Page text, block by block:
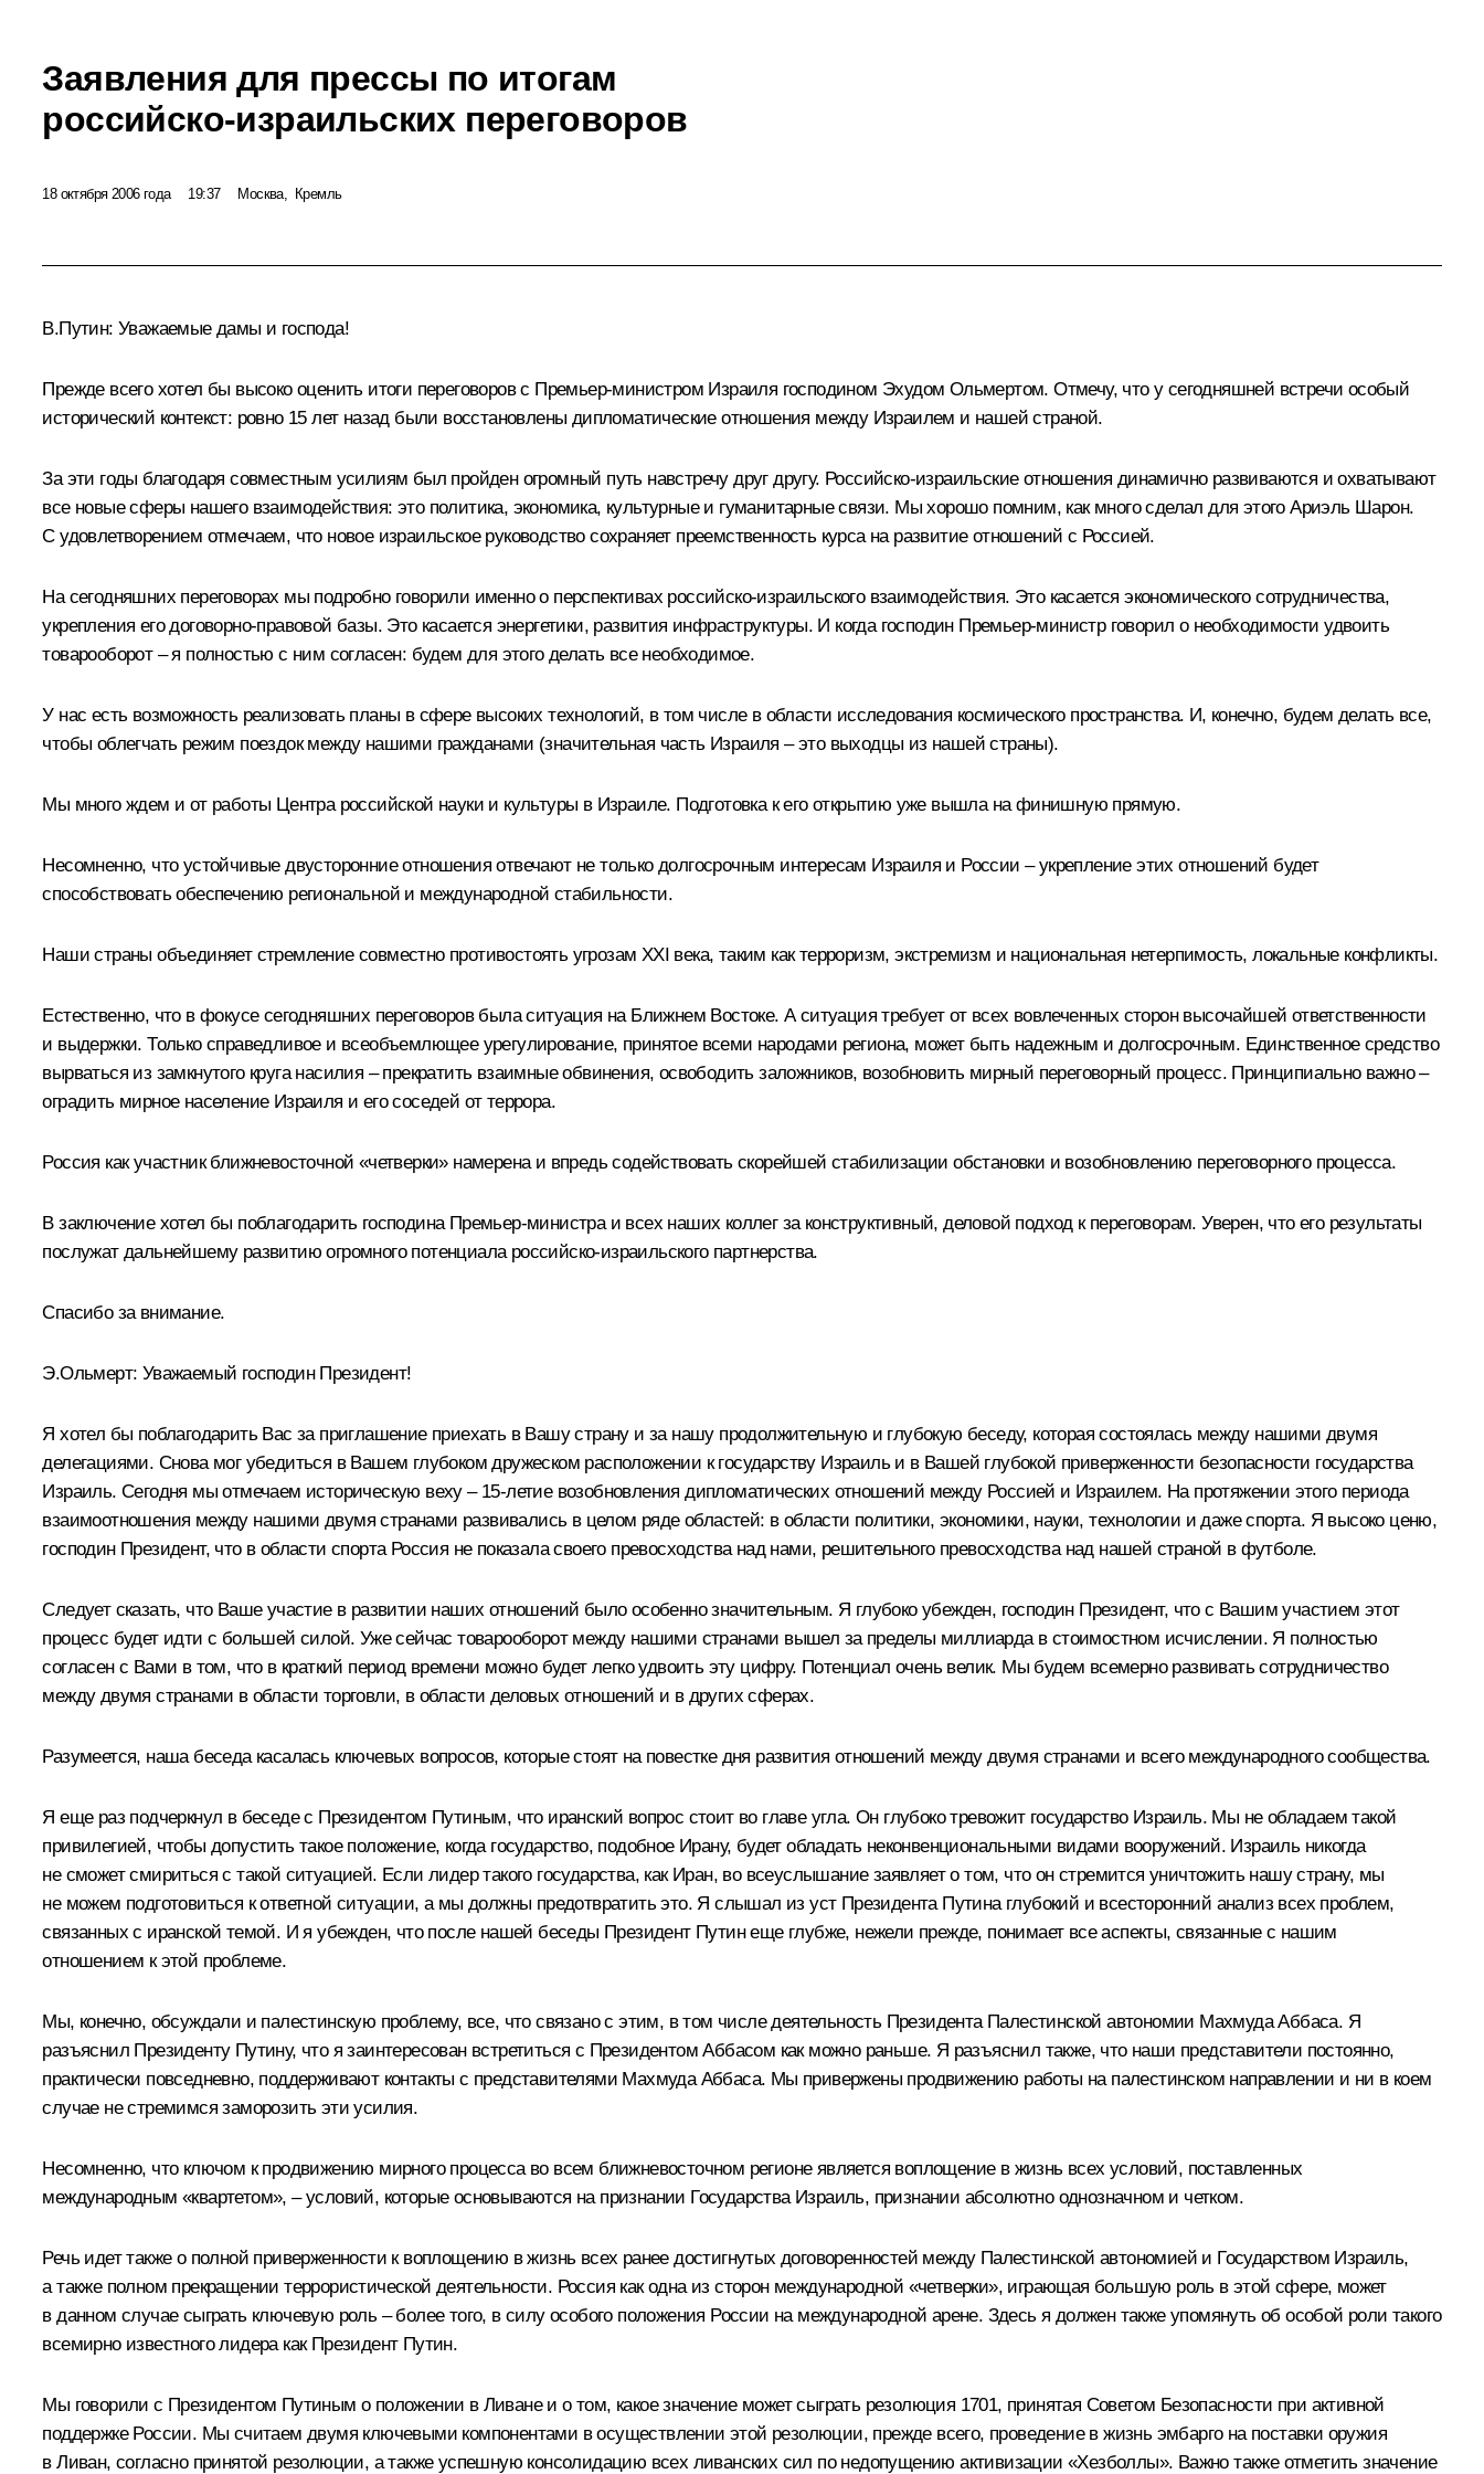
Заявления для прессы по итогам
российско-израильских переговоров
18 октября 2006 года 19:37 Москва, Кремль
В.Путин: Уважаемые дамы и господа!
Прежде всего хотел бы высоко оценить итоги переговоров с Премьер-министром Израиля господином Эхудом Ольмертом. Отмечу, что у сегодняшней встречи особый
исторический контекст: ровно 15 лет назад были восстановлены дипломатические отношения между Израилем и нашей страной.
За эти годы благодаря совместным усилиям был пройден огромный путь навстречу друг другу. Российско-израильские отношения динамично развиваются и охватывают
все новые сферы нашего взаимодействия: это политика, экономика, культурные и гуманитарные связи. Мы хорошо помним, как много сделал для этого Ариэль Шарон.
С удовлетворением отмечаем, что новое израильское руководство сохраняет преемственность курса на развитие отношений с Россией.
На сегодняшних переговорах мы подробно говорили именно о перспективах российско-израильского взаимодействия. Это касается экономического сотрудничества,
укрепления его договорно-правовой базы. Это касается энергетики, развития инфраструктуры. И когда господин Премьер-министр говорил о необходимости удвоить
товарооборот – я полностью с ним согласен: будем для этого делать все необходимое.
У нас есть возможность реализовать планы в сфере высоких технологий, в том числе в области исследования космического пространства. И, конечно, будем делать все,
чтобы облегчать режим поездок между нашими гражданами (значительная часть Израиля – это выходцы из нашей страны).
Мы много ждем и от работы Центра российской науки и культуры в Израиле. Подготовка к его открытию уже вышла на финишную прямую.
Несомненно, что устойчивые двусторонние отношения отвечают не только долгосрочным интересам Израиля и России – укрепление этих отношений будет
способствовать обеспечению региональной и международной стабильности.
Наши страны объединяет стремление совместно противостоять угрозам XXI века, таким как терроризм, экстремизм и национальная нетерпимость, локальные конфликты.
Естественно, что в фокусе сегодняшних переговоров была ситуация на Ближнем Востоке. А ситуация требует от всех вовлеченных сторон высочайшей ответственности
и выдержки. Только справедливое и всеобъемлющее урегулирование, принятое всеми народами региона, может быть надежным и долгосрочным. Единственное средство
вырваться из замкнутого круга насилия – прекратить взаимные обвинения, освободить заложников, возобновить мирный переговорный процесс. Принципиально важно –
оградить мирное население Израиля и его соседей от террора.
Россия как участник ближневосточной «четверки» намерена и впредь содействовать скорейшей стабилизации обстановки и возобновлению переговорного процесса.
В заключение хотел бы поблагодарить господина Премьер-министра и всех наших коллег за конструктивный, деловой подход к переговорам. Уверен, что его результаты
послужат дальнейшему развитию огромного потенциала российско-израильского партнерства.
Спасибо за внимание.
Э.Ольмерт: Уважаемый господин Президент!
Я хотел бы поблагодарить Вас за приглашение приехать в Вашу страну и за нашу продолжительную и глубокую беседу, которая состоялась между нашими двумя
делегациями. Снова мог убедиться в Вашем глубоком дружеском расположении к государству Израиль и в Вашей глубокой приверженности безопасности государства
Израиль. Сегодня мы отмечаем историческую веху – 15-летие возобновления дипломатических отношений между Россией и Израилем. На протяжении этого периода
взаимоотношения между нашими двумя странами развивались в целом ряде областей: в области политики, экономики, науки, технологии и даже спорта. Я высоко ценю,
господин Президент, что в области спорта Россия не показала своего превосходства над нами, решительного превосходства над нашей страной в футболе.
Следует сказать, что Ваше участие в развитии наших отношений было особенно значительным. Я глубоко убежден, господин Президент, что с Вашим участием этот
процесс будет идти с большей силой. Уже сейчас товарооборот между нашими странами вышел за пределы миллиарда в стоимостном исчислении. Я полностью
согласен с Вами в том, что в краткий период времени можно будет легко удвоить эту цифру. Потенциал очень велик. Мы будем всемерно развивать сотрудничество
между двумя странами в области торговли, в области деловых отношений и в других сферах.
Разумеется, наша беседа касалась ключевых вопросов, которые стоят на повестке дня развития отношений между двумя странами и всего международного сообщества.
Я еще раз подчеркнул в беседе с Президентом Путиным, что иранский вопрос стоит во главе угла. Он глубоко тревожит государство Израиль. Мы не обладаем такой
привилегией, чтобы допустить такое положение, когда государство, подобное Ирану, будет обладать неконвенциональными видами вооружений. Израиль никогда
не сможет смириться с такой ситуацией. Если лидер такого государства, как Иран, во всеуслышание заявляет о том, что он стремится уничтожить нашу страну, мы
не можем подготовиться к ответной ситуации, а мы должны предотвратить это. Я слышал из уст Президента Путина глубокий и всесторонний анализ всех проблем,
связанных с иранской темой. И я убежден, что после нашей беседы Президент Путин еще глубже, нежели прежде, понимает все аспекты, связанные с нашим
отношением к этой проблеме.
Мы, конечно, обсуждали и палестинскую проблему, все, что связано с этим, в том числе деятельность Президента Палестинской автономии Махмуда Аббаса. Я
разъяснил Президенту Путину, что я заинтересован встретиться с Президентом Аббасом как можно раньше. Я разъяснил также, что наши представители постоянно,
практически повседневно, поддерживают контакты с представителями Махмуда Аббаса. Мы привержены продвижению работы на палестинском направлении и ни в коем
случае не стремимся заморозить эти усилия.
Несомненно, что ключом к продвижению мирного процесса во всем ближневосточном регионе является воплощение в жизнь всех условий, поставленных
международным «квартетом», – условий, которые основываются на признании Государства Израиль, признании абсолютно однозначном и четком.
Речь идет также о полной приверженности к воплощению в жизнь всех ранее достигнутых договоренностей между Палестинской автономией и Государством Израиль,
а также полном прекращении террористической деятельности. Россия как одна из сторон международной «четверки», играющая большую роль в этой сфере, может
в данном случае сыграть ключевую роль – более того, в силу особого положения России на международной арене. Здесь я должен также упомянуть об особой роли такого
всемирно известного лидера как Президент Путин.
Мы говорили с Президентом Путиным о положении в Ливане и о том, какое значение может сыграть резолюция 1701, принятая Советом Безопасности при активной
поддержке России. Мы считаем двумя ключевыми компонентами в осуществлении этой резолюции, прежде всего, проведение в жизнь эмбарго на поставки оружия
в Ливан, согласно принятой резолюции, а также успешную консолидацию всех ливанских сил по недопущению активизации «Хезболлы». Важно также отметить значение